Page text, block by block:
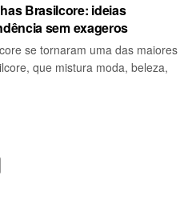
Brasilcore: ideias
sem exageros
se tornaram uma das maiores
que mistura moda, beleza,